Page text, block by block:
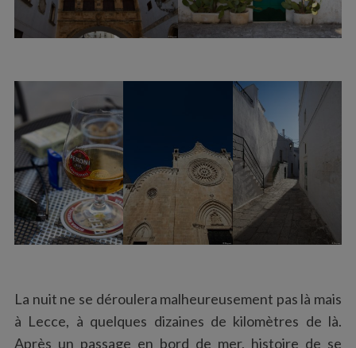
La nuit ne se déroulera malheureusement pas là mais
à Lecce, à quelques dizaines de kilomètres de là.
Après un passage en bord de mer, histoire de se